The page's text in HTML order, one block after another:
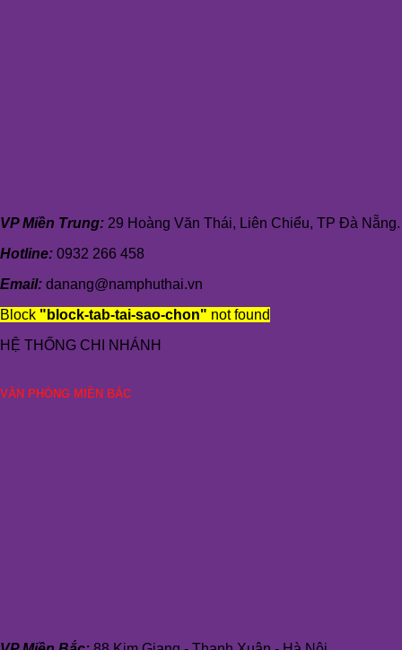
VP Miền Trung: 29 Hoàng Văn Thái, Liên Chiểu, TP Đà Nẵng.
Hotline: 0932 266 458
Email: danang@namphuthai.vn
Block "block-tab-tai-sao-chon" not found
HỆ THỐNG CHI NHÁNH
VĂN PHÒNG MIỀN BẮC